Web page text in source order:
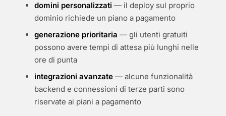
domini personalizzati — il deploy sul proprio
dominio richiede un piano a pagamento
generazione prioritaria — gli utenti gratuiti
possono avere tempi di attesa più lunghi nelle
ore di punta
integrazioni avanzate — alcune funzionalità
backend e connessioni di terze parti sono
riservate ai piani a pagamento